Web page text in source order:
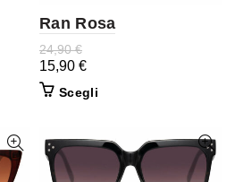
Ran Rosa
24,90€
15,90 €
Scegli